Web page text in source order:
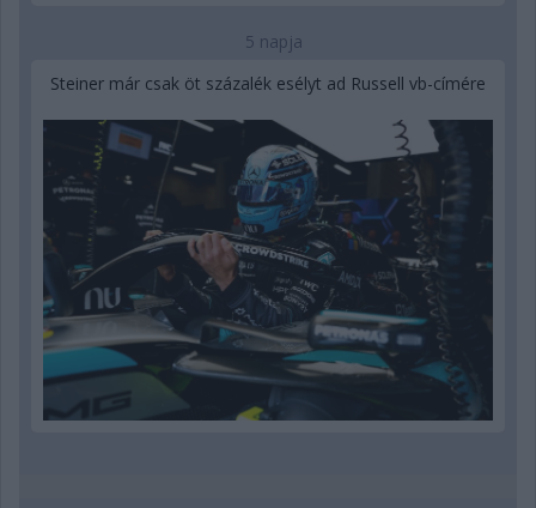
5 napja
Steiner már csak öt százalék esélyt ad Russell vb-címére